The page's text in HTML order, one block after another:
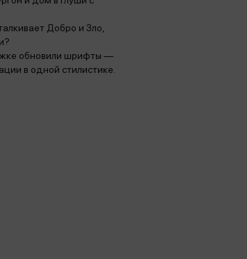
Добро и Зло,
обновили шрифты —
в одной стилистике.